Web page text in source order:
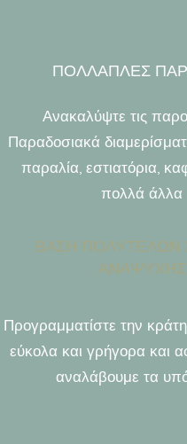
ΠΟΛΛΑΠΛΕΣ
Ανακαλύψτε τις
Παραδοσιακά
παραλία, εστιατόρια,
πολλά άλλα
Προγραμματίστε την
εύκολα και γρήγορα και
αναλάβουμε τα
ΒΑΣΗ ΠΟΛΥΤΕΛΩΝ
ΑΝΑΨΥΧΗΣ